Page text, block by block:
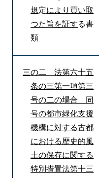
規定により買い取
つた旨を証する書
類
三の二 法第六十五
条の三第一項第三
号の二の場合 同
号の都市緑化支援
機構に対する古都
における歴史的風
土の保存に関する
特別措置法第十三